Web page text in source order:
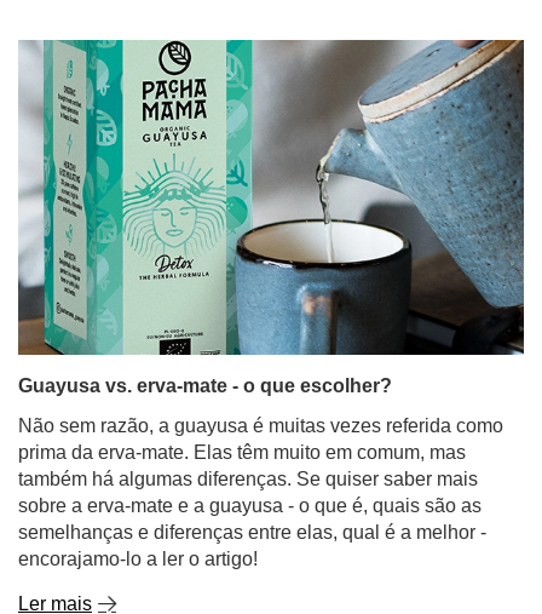
Guayusa vs. erva-mate - o que escolher?
Não sem razão, a guayusa é muitas vezes referida como
prima da erva-mate. Elas têm muito em comum, mas
também há algumas diferenças. Se quiser saber mais
sobre a erva-mate e a guayusa - o que é, quais são as
semelhanças e diferenças entre elas, qual é a melhor -
encorajamo-lo a ler o artigo!
Ler mais